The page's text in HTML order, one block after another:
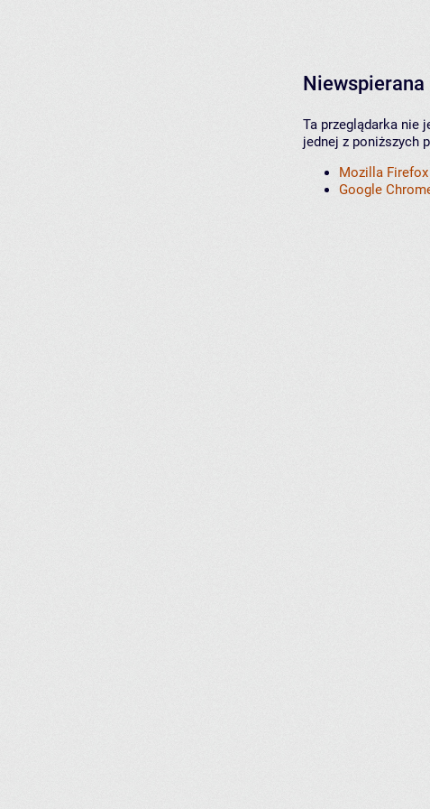
Ta przeglądarka nie
jednej z poniższych
Mozilla Firefox
Google